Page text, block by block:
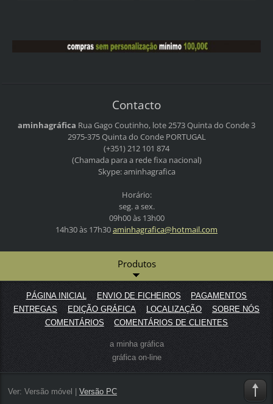
Contacto
aminhagráfica Rua Gago Coutinho, lote 2573Quinta do Conde 3
2975-375 Quinta do CondePORTUGAL
(+351) 212 101 874
(Chamada para a rede fixa nacional)
Skype: aminhagrafica
Horário:
seg. a sex.
09h00 às 13h00
14h30 às 17h30aminhagrafica@hotmail.com
Produtos
PÁGINA INICIAL ENVIO DE FICHEIROS
PAGAMENTOS
ENTREGAS
EDIÇÃO GRÁFICA LOCALIZAÇÃO
SOBRE NÓS
COMENTÁRIOS
COMENTÁRIOS DE CLIENTES
a minha gráfica
gráfica on-line
Ver: Versão móvel | Versão PC